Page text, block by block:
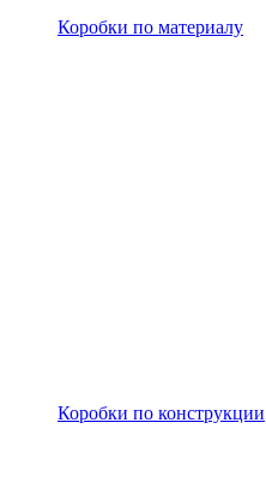
Коробки по материалу
Коробки по конструкции